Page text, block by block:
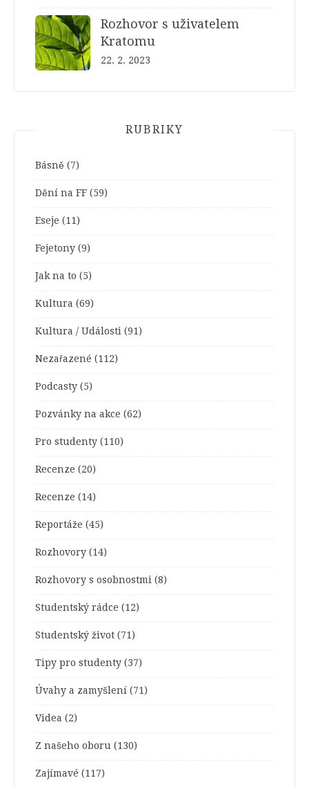
Rozhovor s uživatelem
Kratomu
22. 2. 2023
RUBRIKY
Básně (7)
Dění na FF (59)
Eseje (11)
Fejetony (9)
Jak na to (5)
Kultura (69)
Kultura / Události (91)
Nezařazené (112)
Podcasty (5)
Pozvánky na akce (62)
Pro studenty (110)
Recenze (20)
Recenze (14)
Reportáže (45)
Rozhovory (14)
Rozhovory s osobnostmi (8)
Studentský rádce (12)
Studentský život (71)
Tipy pro studenty (37)
Úvahy a zamyšlení (71)
Videa (2)
Z našeho oboru (130)
Zajímavé (117)